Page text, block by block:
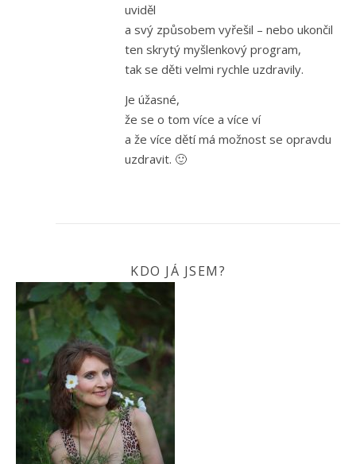
uviděl
a svý způsobem vyřešil – nebo ukončil
ten skrytý myšlenkový program,
tak se děti velmi rychle uzdravily.
Je úžasné,
že se o tom více a více ví
a že více dětí má možnost se opravdu
uzdravit. 🙂
KDO JÁ JSEM?